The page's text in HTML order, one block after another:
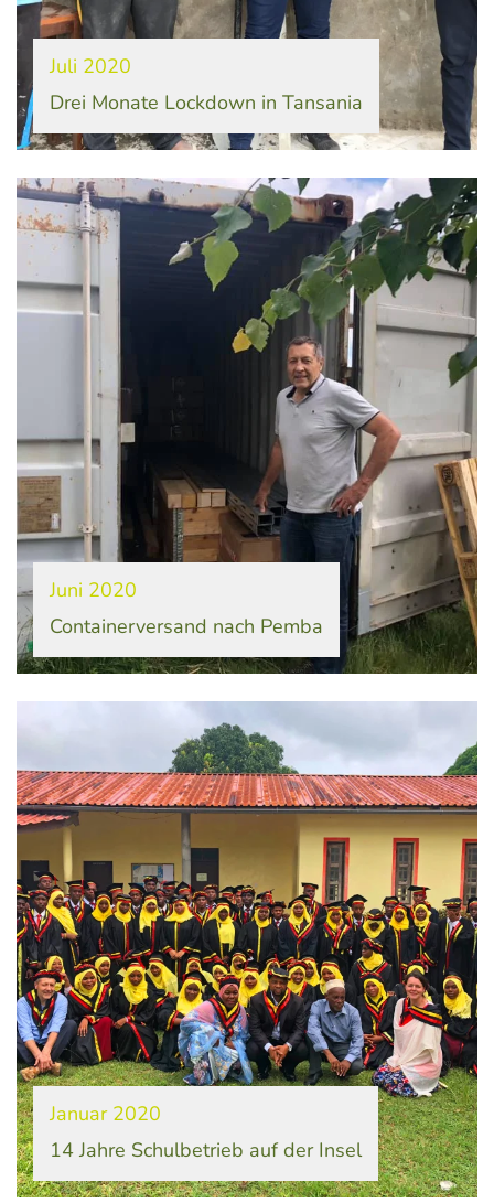
Juli 2020
Drei Monate Lockdown in Tansania
Juni 2020
Containerversand nach Pemba
Januar 2020
14 Jahre Schulbetrieb auf der Insel